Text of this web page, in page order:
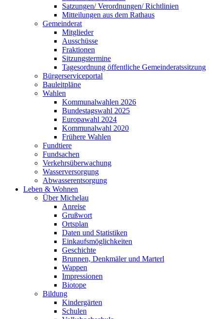
Satzungen/ Verordnungen/ Richtlinien
Mitteilungen aus dem Rathaus
Gemeinderat
Mitglieder
Ausschüsse
Fraktionen
Sitzungstermine
Tagesordnung öffentliche Gemeinderatssitzung
Bürgerserviceportal
Bauleitpläne
Wahlen
Kommunalwahlen 2026
Bundestagswahl 2025
Europawahl 2024
Kommunalwahl 2020
Frühere Wahlen
Fundtiere
Fundsachen
Verkehrsüberwachung
Wasserversorgung
Abwasserentsorgung
Leben & Wohnen
Über Michelau
Anreise
Grußwort
Ortsplan
Daten und Statistiken
Einkaufsmöglichkeiten
Geschichte
Brunnen, Denkmäler und Marterl
Wappen
Impressionen
Biotope
Bildung
Kindergärten
Schulen